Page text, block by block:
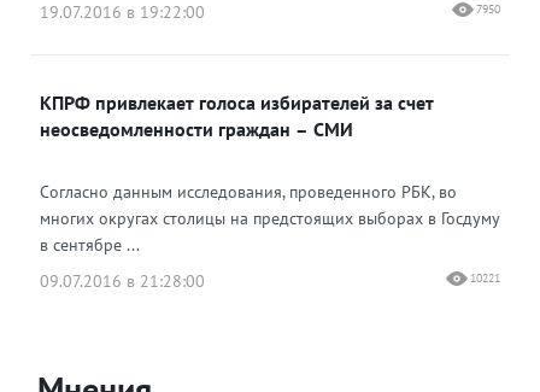
19.07.2016 в 19:22:00
7950
КПРФ привлекает голоса избирателей за счет
неосведомленности граждан – СМИ
Согласно данным исследования, проведенного РБК, во
многих округах столицы на предстоящих выборах в Госдуму
в сентябре ...
09.07.2016 в 21:28:00
10221